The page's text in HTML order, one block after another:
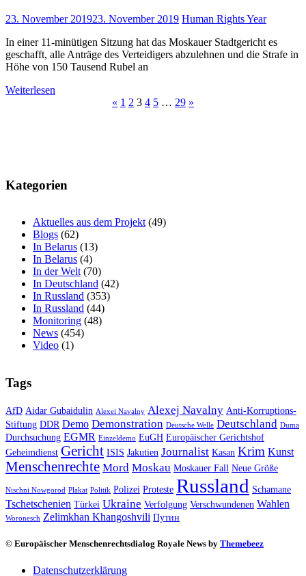
23. November 201923. November 2019 Human Rights Year
In einer 11-minütigen Sitzung hat das Moskauer Stadtgericht es
geschafft, alle Anträge des Verteidigers abzulehnen und die Strafe in
Höhe von 150 Tausend Rubel an
Weiterlesen
Beitragsnavigation
« 1 2 3 4 5 … 29 »
Kategorien
Aktuelles aus dem Projekt(49)
Blogs (62)
In Belarus (13)
In Belarus (4)
In der Welt(70)
In Deutschland (42)
In Russland (353)
In Russland (44)
Monitoring (48)
News (454)
Video (1)
Tags
AfD Aidar Gubaidulin Alexei Navalny Alexej Navalny Anti-Korruptions-
Stiftung DDR Demo Demonstration Deutsche Welle Deutschland Duma
Durchsuchung EGMR Einzeldemo EuGH Europäischer Gerichtshof
Geheimdienst Gericht ISIS Jakutien Journalist Kasan Krim Kunst
Menschenrechte Mord Moskau Moskauer Fall Neue Größe
Nischni Nowgorod Plakat Politik Polizei Proteste Russland Schamane
Tschetschenien Türkei Ukraine Verfolgung Verschwundenen Wahlen
Woronesch Zelimkhan Khangoshvili Путин
© Europäischer Menschenrechtsdialog Royale News by Themebeez
Datenschutzerklärung